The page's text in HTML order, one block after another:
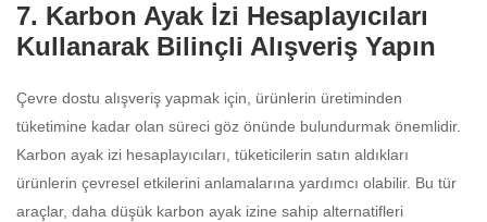
7. Karbon Ayak İzi Hesaplayıcıları
Kullanarak Bilinçli Alışveriş Yapın
Çevre dostu alışveriş yapmak için, ürünlerin üretiminden
tüketimine kadar olan süreci göz önünde bulundurmak önemlidir.
Karbon ayak izi hesaplayıcıları, tüketicilerin satın aldıkları
ürünlerin çevresel etkilerini anlamalarına yardımcı olabilir. Bu tür
araçlar, daha düşük karbon ayak izine sahip alternatifleri